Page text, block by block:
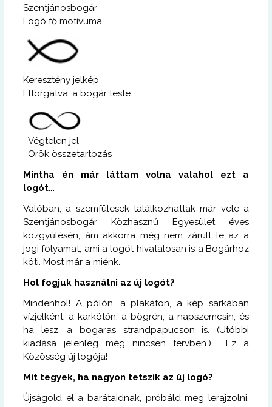
Szentjánosbogár
Logó fő motívuma
Keresztény jelkép
Elforgatva, a bogár teste
Végtelen jel
Örök összetartozás
Mintha én már láttam volna valahol ezt a
logót…
Valóban, a szemfülesek találkozhattak már vele a
Szentjánosbogár Közhasznú Egyesület éves
közgyűlésén, ám akkorra még nem zárult le az a
jogi folyamat, ami a logót hivatalosan is a Bogárhoz
köti. Most már a miénk.
Hol fogjuk használni az új logót?
Mindenhol! A pólón, a plakáton, a kép sarkában
vízjelként, a karkötőn, a bögrén, a napszemcsin, és
ha lesz, a bogaras strandpapucson is. (Utóbbi
kiadása jelenleg még nincsen tervben.) Ez a
Közösség új logója!
Mit tegyek, ha nagyon tetszik az új logó?
Újságold el a barátaidnak, próbáld meg lerajzolni,